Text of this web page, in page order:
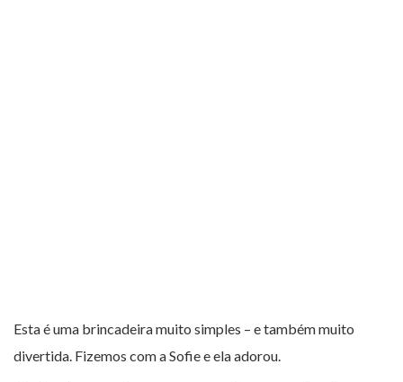
Esta é uma brincadeira muito simples – e também muito
divertida. Fizemos com a Sofie e ela adorou.